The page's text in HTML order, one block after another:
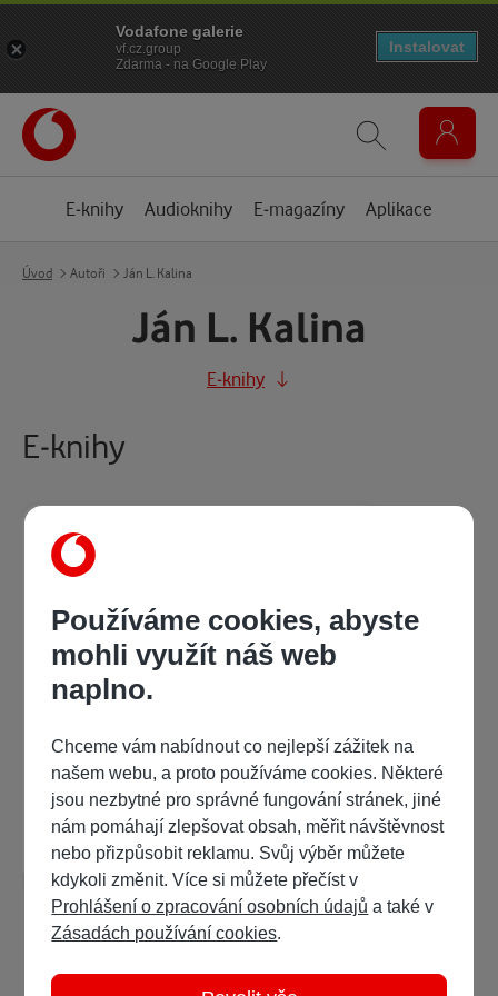
E-knihy Audioknihy E-magazíny Aplikace
Úvod Autoři Ján L. Kalina
Ján L. Kalina
E-knihy
E-knihy
Ján L. Kalina
Tisíc a jeden vtip po 50 rokoch
329 Kč/ 527 bodů
Detail Ukázka:
Používáme cookies, abyste
mohli využít náš web
naplno.
Chceme vám nabídnout co nejlepší zážitek na
našem webu, a proto používáme cookies. Některé
jsou nezbytné pro správné fungování stránek, jiné
nám pomáhají zlepšovat obsah, měřit návštěvnost
nebo přizpůsobit reklamu. Svůj výběr můžete
kdykoli změnit. Více si můžete přečíst v
Prohlášení o zpracování osobních údajů a také v
Zásadách používání cookies.
Vodafone galerie
vf.cz.group
Zdarma - na Google Play
Instalovat